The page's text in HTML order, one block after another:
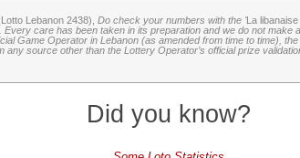
Lebanon 2438), Do check your numbers with the 'La
care has been taken in its preparation and we do not
Game Operator in Lebanon (as amended from time to time),
source other than the Lottery Operator’s official prize
Did you know?